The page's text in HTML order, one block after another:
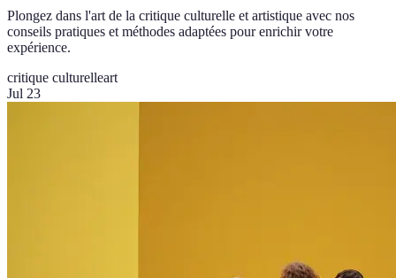
Plongez dans l'art de la critique culturelle et artistique avec nos
conseils pratiques et méthodes adaptées pour enrichir votre
expérience.
critique culturelleart
Jul 23